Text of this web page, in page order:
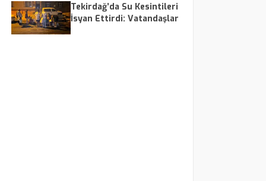
Tekirdağ’da Su Kesintileri
İsyan Ettirdi: Vatandaşlar